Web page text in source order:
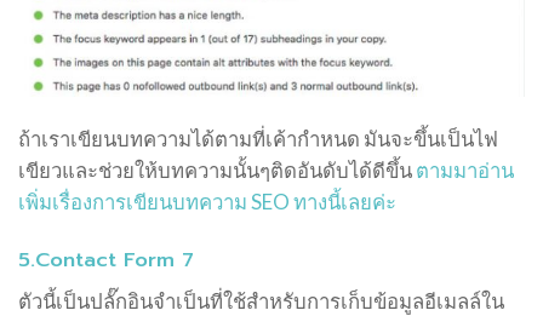
ถ้าเราเขียนบทความได้ตามที่เค้ากำหนด มันจะขึ้นเป็นไฟ
เขียวและช่วยให้บทความนั้นๆติดอันดับได้ดีขึ้นตามมาอ่าน
เพิ่มเรื่องการเขียนบทความ SEO ทางนี้เลยค่ะ
5.Contact Form 7
ตัวนี้เป็นปลั๊กอินจำเป็นที่ใช้สำหรับการเก็บข้อมูลอีเมลล์ใน